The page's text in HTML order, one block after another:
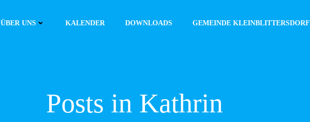
ÜBER UNS KALENDER DOWNLOADS GEMEINDE KLEINBLITTERSDORF
Posts in Kathrin